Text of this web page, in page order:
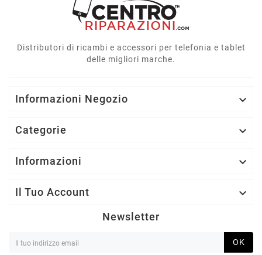
Distributori di ricambi e accessori per telefonia e tablet
delle migliori marche.
Informazioni Negozio 
Categorie 
Informazioni 
Il Tuo Account 
Newsletter
OK